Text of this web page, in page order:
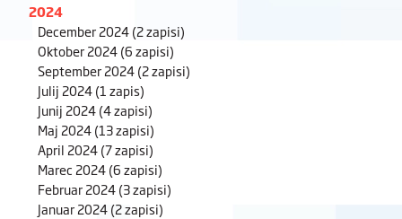
2024
December 2024(2 zapisi)
Oktober 2024(6 zapisi)
September 2024(2 zapisi)
Julij 2024(1 zapis)
Junij 2024(4 zapisi)
Maj 2024(13 zapisi)
April 2024(7 zapisi)
Marec 2024(6 zapisi)
Februar 2024(3 zapisi)
Januar 2024(2 zapisi)